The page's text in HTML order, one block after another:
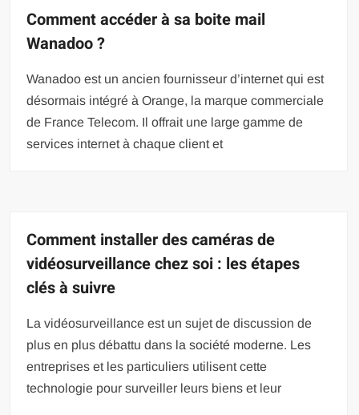
Comment accéder à sa boite mail
Wanadoo ?
Wanadoo est un ancien fournisseur d’internet qui est
désormais intégré à Orange, la marque commerciale
de France Telecom. Il offrait une large gamme de
services internet à chaque client et
Comment installer des caméras de
vidéosurveillance chez soi : les étapes
clés à suivre
La vidéosurveillance est un sujet de discussion de
plus en plus débattu dans la société moderne. Les
entreprises et les particuliers utilisent cette
technologie pour surveiller leurs biens et leur